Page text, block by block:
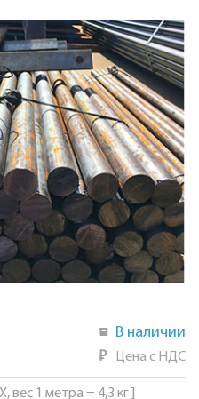
В наличии
₽ Цена с НДС
вес 1 метра = 4,3 кг ]